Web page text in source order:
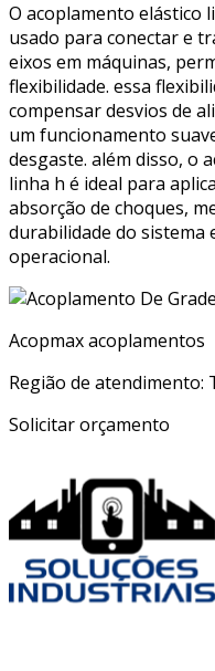
O acoplamento elástico
usado para conectar e
eixos em máquinas,
flexibilidade. essa
compensar desvios de
um funcionamento
desgaste. além disso, o
linha h é ideal para
absorção de choques,
durabilidade do sistema
operacional.
Acopmax acoplamentos
Região de atendimento:
Solicitar orçamento